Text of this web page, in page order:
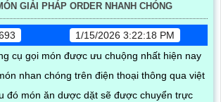
GIẢI PHÁP ORDER NHANH CHÓNG
1/15/2026 3:22:18 PM
cụ gọi món được ưu chuộng nhất hiện nay
nhan chóng trên điện thoại thông qua việt
đó món ăn dược dặt sẽ được chuyển trực